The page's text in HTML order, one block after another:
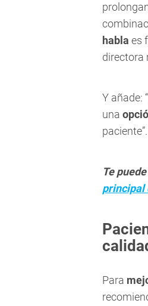
habla es
directora
Y añade:
una
paciente”.
Te
principal
Para